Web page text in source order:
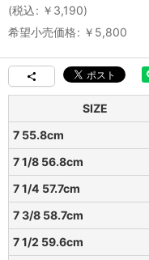
(税込: ￥ 3,190)
希望小売価格: ￥ 5,800
SIZE
7 55.8cm
7 1/8 56.8cm
7 1/4 57.7cm
7 3/8 58.7cm
7 1/2 59.6cm